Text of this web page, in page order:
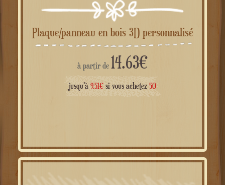
Plaque/panneau en bois 3D personnalisé
à partir de 14.63€
jusqu'à 9.51€ si vous achetez 50